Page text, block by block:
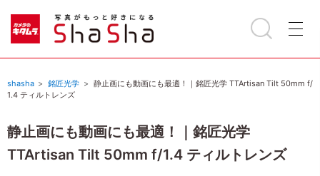
shasha 銘匠光学
静止画にも動画にも最適！｜銘匠光学 TTArtisan Tilt 50mm f/
1.4 ティルトレンズ
静止画にも動画にも最適！｜銘匠光学
TTArtisan Tilt 50mm f/1.4 ティルトレンズ